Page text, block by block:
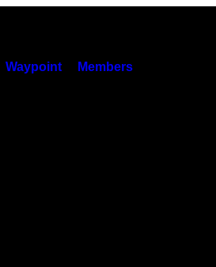
Waypoint Members